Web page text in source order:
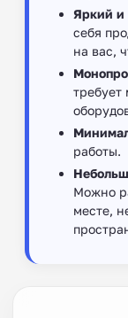
Яркий и
себя
на вас,
работы.
Можно
месте,